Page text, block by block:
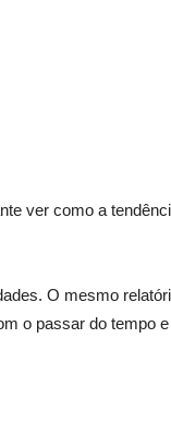
ver como a
O mesmo
o passar do tempo